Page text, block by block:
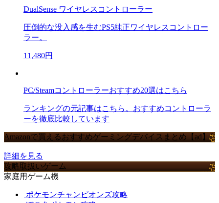
DualSense ワイヤレスコントローラー
圧倒的な没入感を生むPS5純正ワイヤレスコントロー
ラー。
11,480円
PC/Steamコントローラーおすすめ20選はこちら
ランキングの元記事はこちら。おすすめコントローラ
ーを徹底比較しています
Amazonで買えるおすすめゲーミングデバイスまとめ【ad】
詳細を見る
攻略取扱いゲーム
家庭用ゲーム機
ポケモンチャンピオンズ攻略